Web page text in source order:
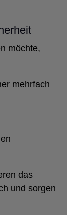
möchte,
mehrfach
das
und sorgen